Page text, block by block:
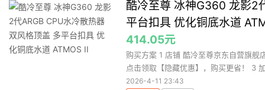
酷冷至尊 冰神G360 龙影2
平台扣具 优化铜底水道
414.05元
购买方案 1 店铺 酷冷至尊京东自营旗
点击领取【隐藏优惠】，购买更省！ 3
2026-4-11 23:43